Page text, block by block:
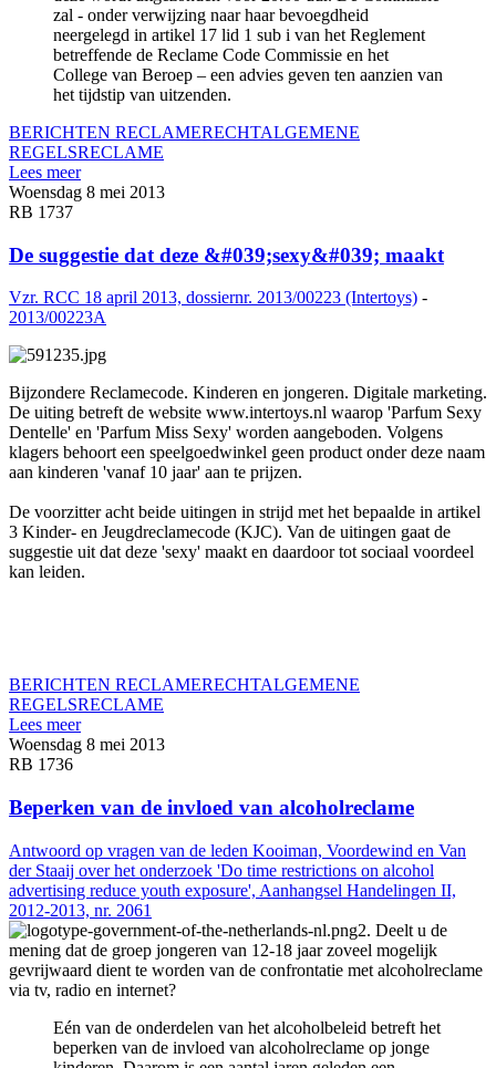
zal - onder verwijzing naar haar bevoegdheid
neergelegd in artikel 17 lid 1 sub i van het Reglement
betreffende de Reclame Code Commissie en het
College van Beroep – een advies geven ten aanzien van
het tijdstip van uitzenden.
BERICHTEN RECLAMERECHTALGEMENE
REGELSRECLAME
Lees meer
Woensdag 8 mei 2013
RB 1737
De suggestie dat deze &#039;sexy&#039; maakt
Vzr. RCC 18 april 2013, dossiernr. 2013/00223 (Intertoys) -
2013/00223A
Bijzondere Reclamecode. Kinderen en jongeren. Digitale marketing.
De uiting betreft de website www.intertoys.nl waarop 'Parfum Sexy
Dentelle' en 'Parfum Miss Sexy' worden aangeboden. Volgens
klagers behoort een speelgoedwinkel geen product onder deze naam
aan kinderen 'vanaf 10 jaar' aan te prijzen.
De voorzitter acht beide uitingen in strijd met het bepaalde in artikel
3 Kinder- en Jeugdreclamecode (KJC). Van de uitingen gaat de
suggestie uit dat deze 'sexy' maakt en daardoor tot sociaal voordeel
kan leiden.
BERICHTEN RECLAMERECHTALGEMENE
REGELSRECLAME
Lees meer
Woensdag 8 mei 2013
RB 1736
Beperken van de invloed van alcoholreclame
Antwoord op vragen van de leden Kooiman, Voordewind en Van
der Staaij over het onderzoek 'Do time restrictions on alcohol
advertising reduce youth exposure', Aanhangsel Handelingen II,
2012-2013, nr. 2061
2. Deelt u de
mening dat de groep jongeren van 12-18 jaar zoveel mogelijk
gevrijwaard dient te worden van de confrontatie met alcoholreclame
via tv, radio en internet?
Eén van de onderdelen van het alcoholbeleid betreft het
beperken van de invloed van alcoholreclame op jonge